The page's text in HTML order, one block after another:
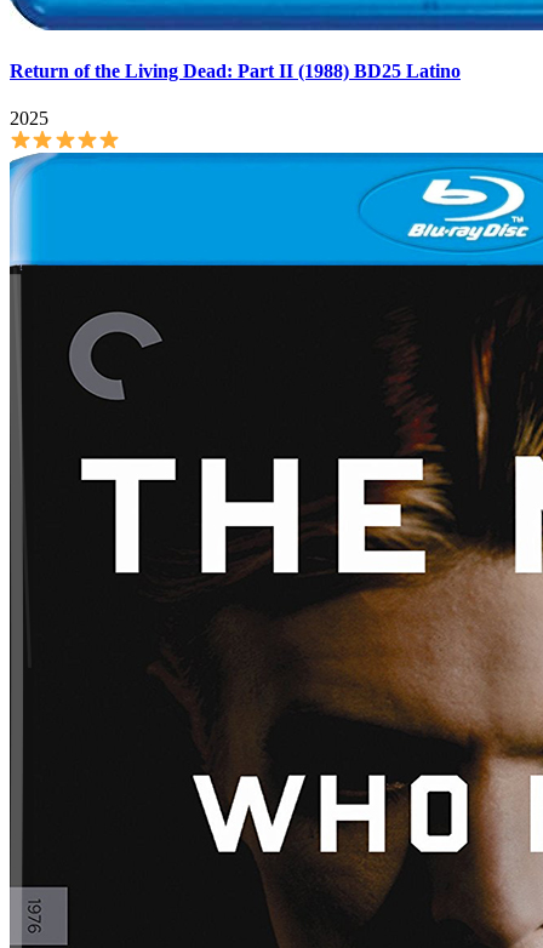
Return of the Living Dead: Part II (1988) BD25 Latino
2025